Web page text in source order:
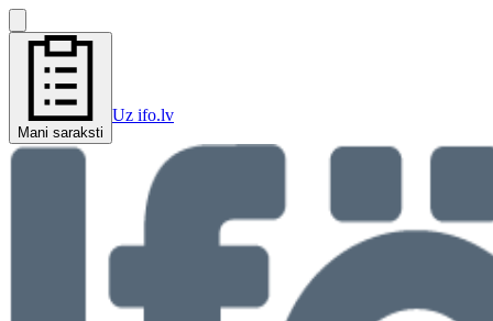
Mani saraksti
Uz ifo.lv